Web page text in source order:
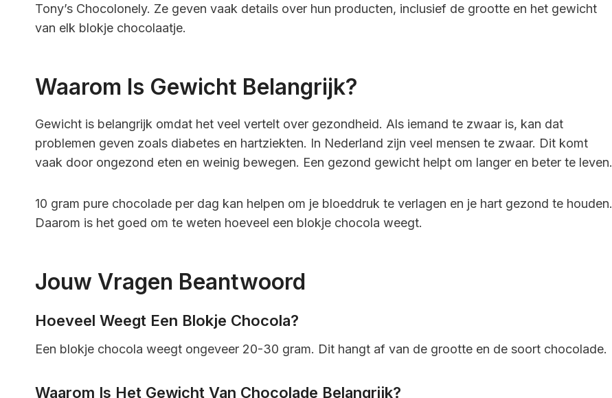
Tony’s Chocolonely. Ze geven vaak details over hun producten, inclusief de grootte en het gewicht
van elk blokje chocolaatje.
Waarom Is Gewicht Belangrijk?
Gewicht is belangrijk omdat het veel vertelt over gezondheid. Als iemand te zwaar is, kan dat
problemen geven zoals diabetes en hartziekten. In Nederland zijn veel mensen te zwaar. Dit komt
vaak door ongezond eten en weinig bewegen. Een gezond gewicht helpt om langer en beter te leven.
10 gram pure chocolade per dag kan helpen om je bloeddruk te verlagen en je hart gezond te houden.
Daarom is het goed om te weten hoeveel een blokje chocola weegt.
Jouw Vragen Beantwoord
Hoeveel Weegt Een Blokje Chocola?
Een blokje chocola weegt ongeveer 20-30 gram. Dit hangt af van de grootte en de soort chocolade.
Waarom Is Het Gewicht Van Chocolade Belangrijk?